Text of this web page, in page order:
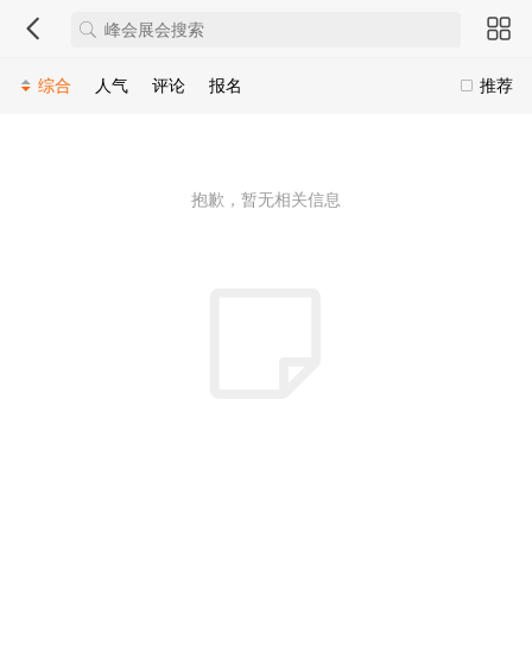
推荐
综合 人气 评论 报名
抱歉，暂无相关信息